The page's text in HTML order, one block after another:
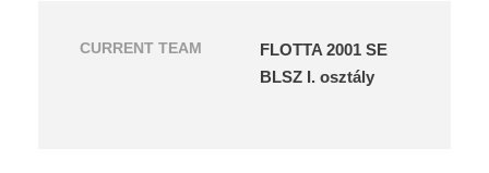
CURRENT TEAM
FLOTTA 2001 SE
BLSZ I. osztály